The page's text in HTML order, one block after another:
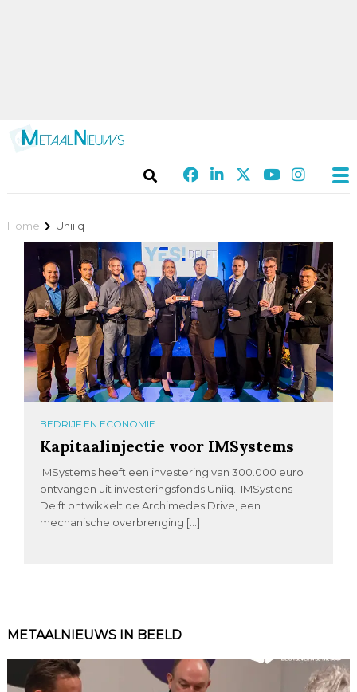
Home Uniiiq
BEDRIJF EN ECONOMIE
Kapitaalinjectie voor IMSystems
IMSystems heeft een investering van 300.000 euro
ontvangen uit investeringsfonds Uniiq. IMSystens
Delft ontwikkelt de Archimedes Drive, een
mechanische overbrenging […]
METAALNIEUWS IN BEELD